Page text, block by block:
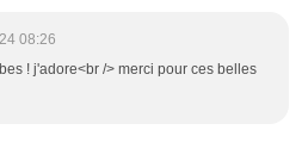
08:26
! j'adore<br /> merci pour ces belles